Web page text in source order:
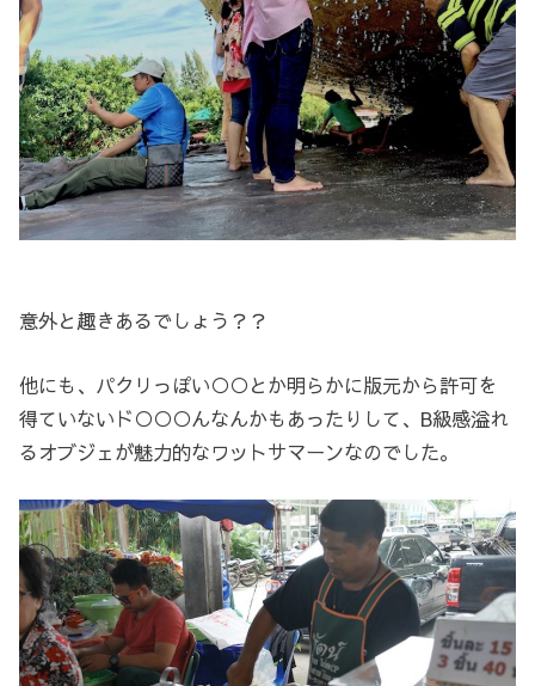
意外と趣きあるでしょう？？
他にも、パクリっぽい○○とか明らかに版元から許可を
得ていないド○○○んなんかもあったりして、B級感溢れ
るオブジェが魅力的なワットサマーンなのでした。